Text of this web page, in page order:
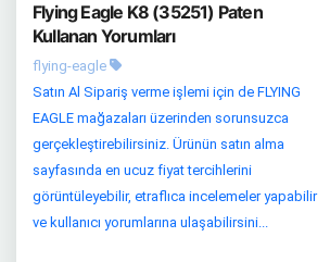
Flying Eagle K8 (35251) Paten
Kullanan Yorumları
flying-eagle
Satın Al Sipariş verme işlemi için de FLYING
EAGLE mağazaları üzerinden sorunsuzca
gerçekleştirebilirsiniz. Ürünün satın alma
sayfasında en ucuz fiyat tercihlerini
görüntüleyebilir, etraflıca incelemeler yapabilir
ve kullanıcı yorumlarına ulaşabilirsini...